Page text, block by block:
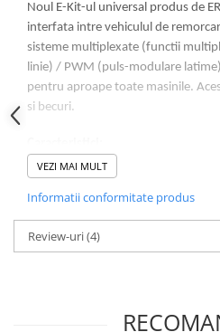
Lampi gabarit cu brat auto si
remorci
Lampi interior, Plafoniere
Lampi LED auto dedicate
Lampi numar Inmatriculare
Lampi Fata cu Bec & Semnalizare
Lampi Fata LED & Semnalizare
Lampi Spate cu Bec & Triple
Lampi Spate LED & Triple
Proiectoare de lucru si marsarier
Noul E-Kit-ul universal produs de
interfata intre vehiculul de
sisteme multiplexate (functii
linie) / PWM (puls-modulare
pentru aproape toate masinile.
si becuri.
E-Kit-ul poate fi folosit pentru
Separa doua functii de lumina
Suporta sisteme multiplex /
Suporta complet lumina de
VEZI MAI MULT
Informatii conformitate produs
Review-uri(4)